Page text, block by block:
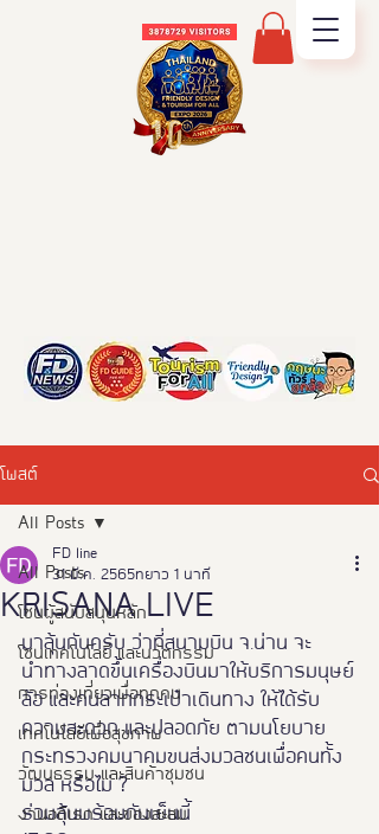
โพสต์
All Posts
โซนผู้สนับสนุนหลัก
โซนเทคโนโลยี และนวัตกรรม
การท่องเที่ยวเพื่อทุกคน
เทคโนโลยีเพื่อสุขภาพ
วัฒนธรรม และสินค้าชุมชน
งานอดิเรก และของสะสม
All Posts
KRISANA LIVE
FD line
31 มี.ค. 2565
ยาว 1 นาที
มาลุ้นกันครับ ว่าที่สนามบิน จ.น่าน จะ
นำทางลาดขึ้นเครื่องบินมาให้บริการมนุษย์
ล้อ และคนลากกระเป๋าเดินทาง ให้ได้รับ
ความสะดวก และปลอดภัย ตามนโยบาย
กระทรวงคมนาคมขนส่งมวลชนเพื่อคนทั้ง
มวล หรือไม่ ?
ร่วมลุ้นพร้อมกันเย็นนี้